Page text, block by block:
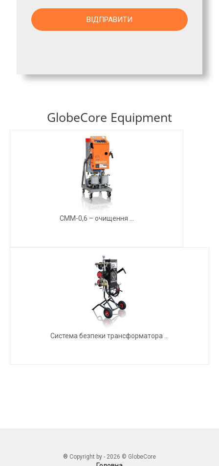
GlobeCore Equipment
СММ-0,6 – очищення ...
Система безпеки трансформатора ...
® Copyright by - 2026 © GlobeCore